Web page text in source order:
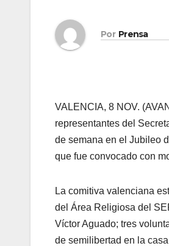
Por Prensa
VALENCIA, 8 NOV.
representantes del
de semana en el Jubileo
que fue convocado con
La comitiva valenciana
del Área Religiosa del
Víctor Aguado; tres
de semilibertad en la